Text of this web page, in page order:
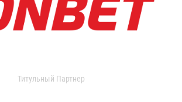
Титульный Партнер